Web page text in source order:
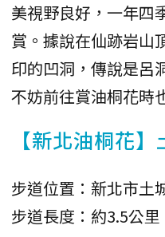
美視野良好，一年四
賞。據說在仙跡岩山
印的凹洞，傳說是呂
不妨前往賞油桐花時
【新北油桐花
步道位置：新北市土
步道長度：約3.5公里